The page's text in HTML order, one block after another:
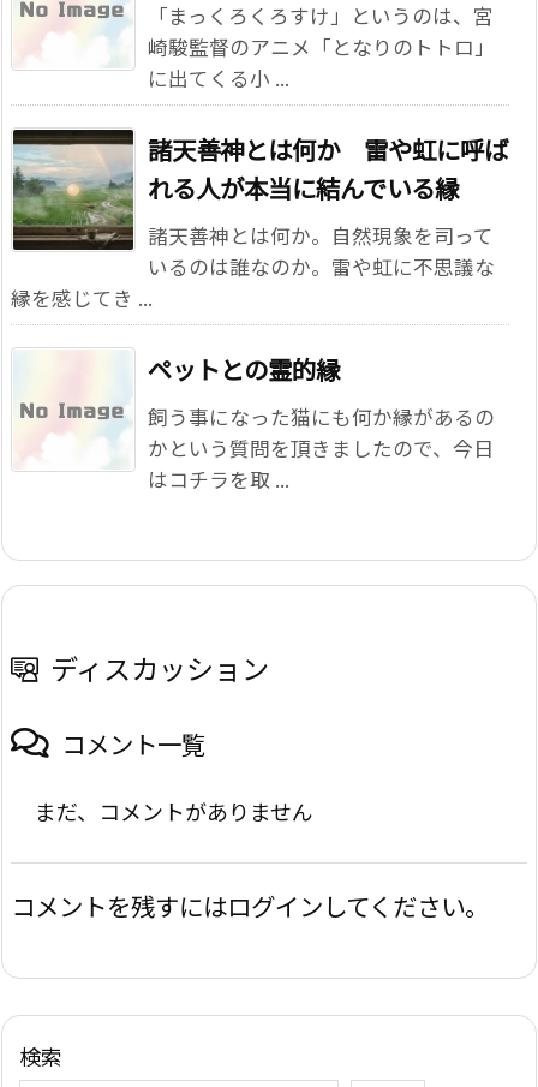
「まっくろくろすけ」というのは、宮
崎駿監督のアニメ「となりのトトロ」
に出てくる小 ...
諸天善神とは何か 雷や虹に呼ば
れる人が本当に結んでいる縁
諸天善神とは何か。自然現象を司って
いるのは誰なのか。雷や虹に不思議な
縁を感じてき ...
ペットとの霊的縁
飼う事になった猫にも何か縁があるの
かという質問を頂きましたので、今日
はコチラを取 ...
ディスカッション
コメント一覧
まだ、コメントがありません
コメントを残すにはログインしてください。
検索